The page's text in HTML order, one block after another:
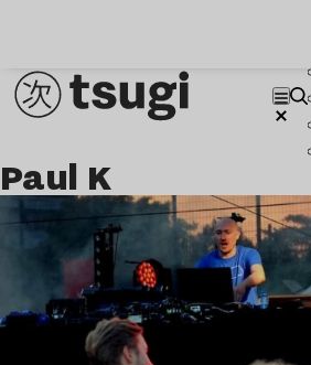
Global Club
Nu Jazz
Paul K